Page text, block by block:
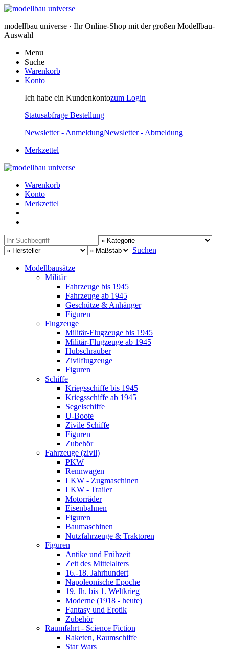
modellbau universe · Ihr Online-Shop mit der großen Modellbau-
Auswahl
Menu
Suche
Warenkorb
Konto
Ich habe ein Kundenkontozum Login
Statusabfrage Bestellung
Newsletter - AnmeldungNewsletter - Abmeldung
Merkzettel
Warenkorb
Konto
Merkzettel
Suchen
Modellbausätze
Militär
Fahrzeuge bis 1945
Fahrzeuge ab 1945
Geschütze & Anhänger
Figuren
Flugzeuge
Militär-Flugzeuge bis 1945
Militär-Flugzeuge ab 1945
Hubschrauber
Zivilflugzeuge
Figuren
Schiffe
Kriegsschiffe bis 1945
Kriegsschiffe ab 1945
Segelschiffe
U-Boote
Zivile Schiffe
Figuren
Zubehör
Fahrzeuge (zivil)
PKW
Rennwagen
LKW - Zugmaschinen
LKW - Trailer
Motorräder
Eisenbahnen
Figuren
Baumaschinen
Nutzfahrzeuge & Traktoren
Figuren
Antike und Frühzeit
Zeit des Mittelalters
16.-18. Jahrhundert
Napoleonische Epoche
19. Jh. bis 1. Weltkrieg
Moderne (1918 - heute)
Fantasy und Erotik
Zubehör
Raumfahrt - Science Fiction
Raketen, Raumschiffe
Star Wars